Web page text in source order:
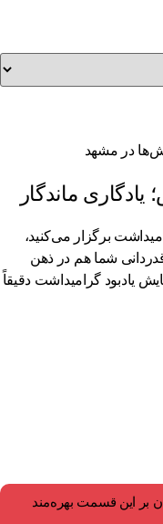
ماندگار
برگزار می‌کنید،
شما هم در ذهن
گرامیداشت دقیقاً
بر این قسمت بهره‌مند